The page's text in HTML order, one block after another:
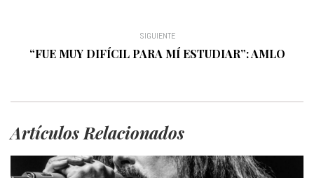
SIGUIENTE
“FUE MUY DIFÍCIL PARA MÍ ESTUDIAR”: AMLO
Artículos Relacionados